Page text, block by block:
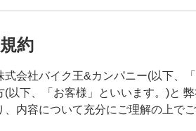
約
式会社バイク王&カンパニー(以下、
(以下、「お客様」といいます。)と
、内容について充分にご理解の上でご